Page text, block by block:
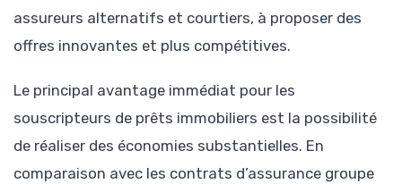
assureurs alternatifs et courtiers, à proposer des
offres innovantes et plus compétitives.
Le principal avantage immédiat pour les
souscripteurs de prêts immobiliers est la possibilité
de réaliser des économies substantielles. En
comparaison avec les contrats d’assurance groupe